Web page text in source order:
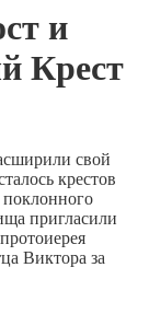
и
Крест
свой
крестов
пригласили
Виктора за